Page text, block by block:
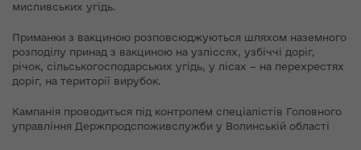
мисливських угідь.
Приманки з вакциною розповсюджуються шляхом наземного
розподілу принад з вакциною на узліссях, узбіччі доріг,
річок, сільськогосподарських угідь, у лісах – на перехрестях
доріг, на території вирубок.
Кампанія проводиться під контролем спеціалістів Головного
управління Держпродспоживслужби у Волинській області